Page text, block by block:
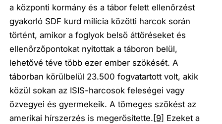
a központi kormány és a tábor felett ellenőrzést
gyakorló SDF kurd milícia közötti harcok során
történt, amikor a foglyok belső áttöréseket és
ellenőrzőpontokat nyitottak a táboron belül,
lehetővé téve több ezer ember szökését. A
táborban körülbelül 23.500 fogvatartott volt, akik
közül sokan az ISIS-harcosok feleségei vagy
özvegyei és gyermekeik. A tömeges szökést az
amerikai hírszerzés is megerősítette. [9] Ezeket a